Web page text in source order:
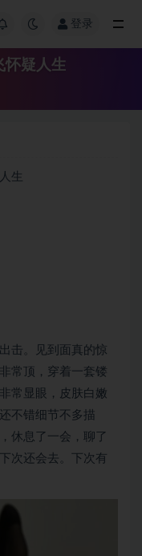
登录
怀疑人生
生
击。见到面真的惊
常顶，穿着一套镂
常显眼，皮肤白嫩
不错细节不多描
休息了一会，聊了
次还会去。下次有